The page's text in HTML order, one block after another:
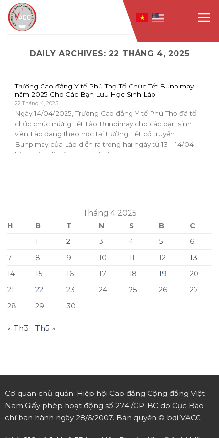
Skip
to
content
DAILY ARCHIVES: 22 THÁNG 4, 2025
Tháng 4 2025
H B T N S B
C
1
2 3 4 5
6
7
8 9 10 11 12
13
14
15 16 17 18 19
20
21
22 23 24 25 26
27
28
29 30
« Th3 Th5 »
Trường Cao đẳng Y tế Phú Thọ Tổ Chức Tết Bunpimay
năm 2025 Cho Các Bạn Lưu Học Sinh Lào
22 Tháng 4, 2025
Ngày 14/04/2025, Trường Cao đẳng Y tế Phú Thọ đã tổ
chức chúc mừng Tết Lào Bunpimay cho các bạn sinh
viên Lào đang theo học tại trường. Tết cổ truyền
Bunpimay của Lào diễn ra trong hai ngày từ 13 – 14/04
hàng năm, là Tết theo Phật lịch....
Cơ quan chủ quản: Hiệp hội Cao đẳng Cộng đồng Việt
Nam.Giấy phép hoạt động số 274 /GP-BC do Cục Báo
chí ban hành ngày 28/6/2007. Bản quyền © bởi VACC